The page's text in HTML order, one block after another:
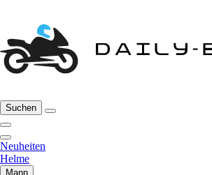
Suchen
Neuheiten
Helme
Mann